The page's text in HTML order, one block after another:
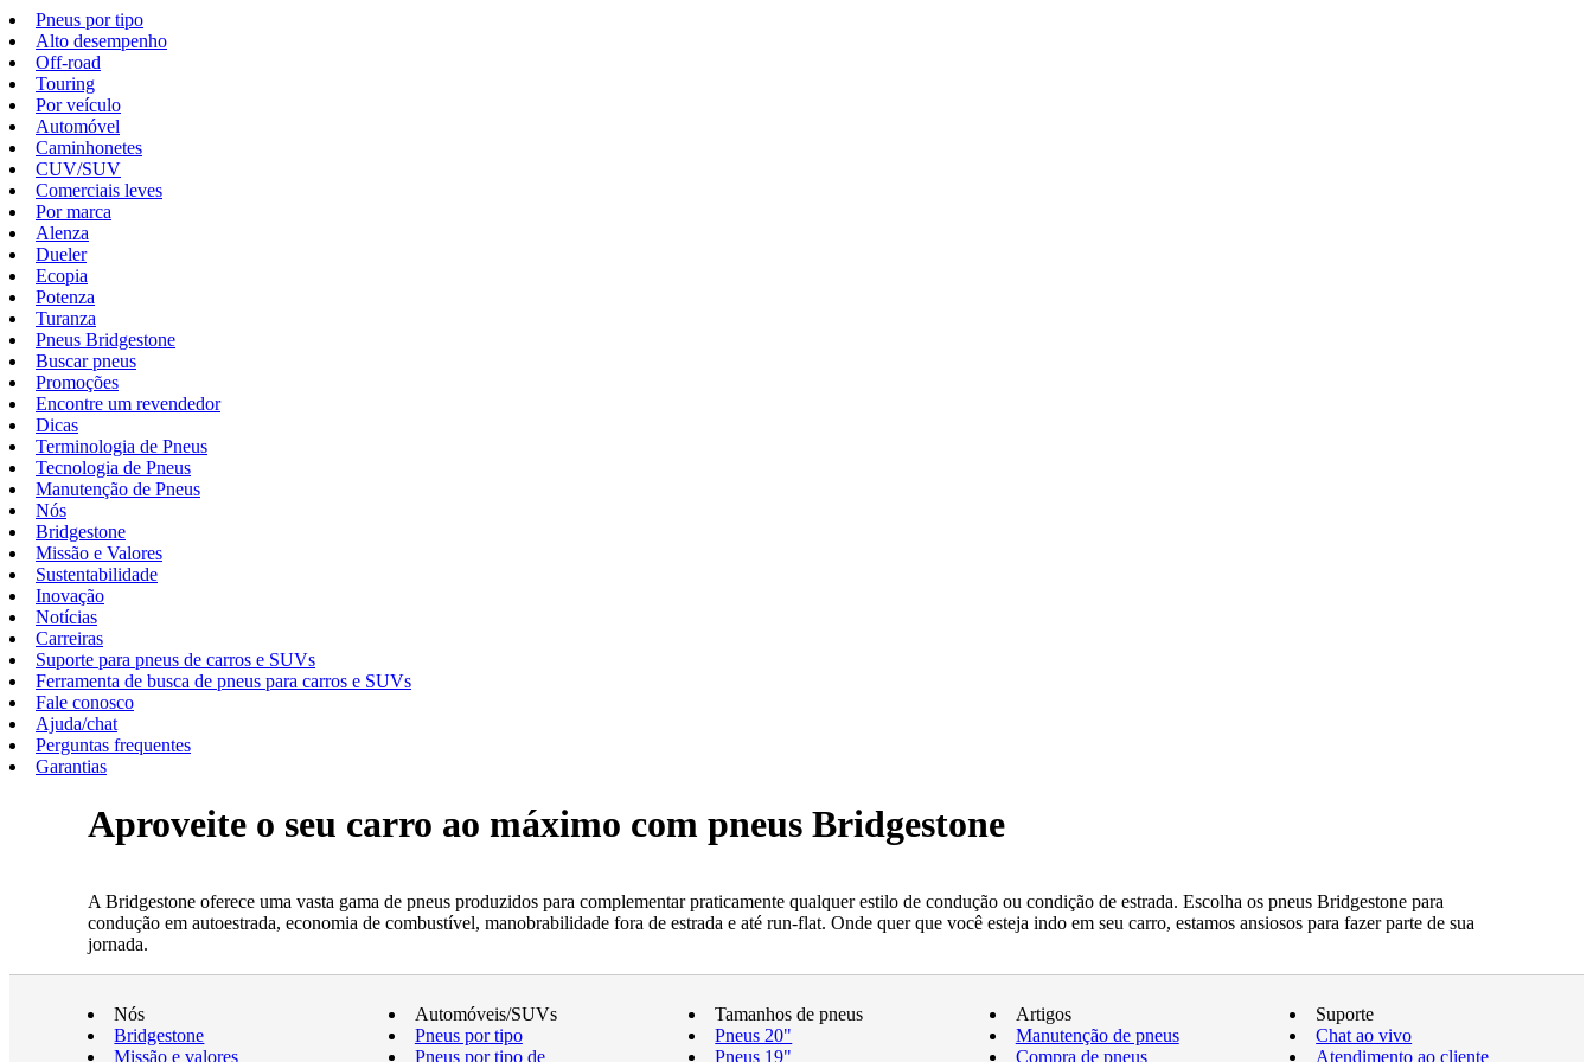
Pneus por tipo
Alto desempenho
Off-road
Touring
Por veículo
Automóvel
Caminhonetes
CUV/SUV
Comerciais leves
Por marca
Alenza
Dueler
Ecopia
Potenza
Turanza
Pneus Bridgestone
Buscar pneus
Promoções
Encontre um revendedor
Dicas
Terminologia de Pneus
Tecnologia de Pneus
Manutenção de Pneus
Nós
Bridgestone
Missão e Valores
Sustentabilidade
Inovação
Notícias
Carreiras
Suporte para pneus de carros e SUVs
Ferramenta de busca de pneus para carros e SUVs
Fale conosco
Ajuda/chat
Perguntas frequentes
Garantias
Aproveite o seu carro ao máximo com pneus Bridgestone
A Bridgestone oferece uma vasta gama de pneus produzidos para complementar praticamente qualquer estilo de condução ou condição de estrada. Escolha os pneus Bridgestone para
condução em autoestrada, economia de combustível, manobrabilidade fora de estrada e até run-flat. Onde quer que você esteja indo em seu carro, estamos ansiosos para fazer parte de sua
jornada.
Nós
Bridgestone
Missão e valores
Automóveis/SUVs
Pneus por tipo
Pneus por tipo de
Tamanhos de pneus
Pneus 20"
Pneus 19"
Artigos
Manutenção de pneus
Compra de pneus
Suporte
Chat ao vivo
Atendimento ao cliente